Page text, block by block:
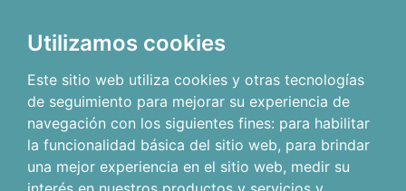
Utilizamos cookies
Este sitio web utiliza cookies y otras tecnologías
de seguimiento para mejorar su experiencia de
navegación con los siguientes fines: para habilitar
la funcionalidad básica del sitio web, para brindar
una mejor experiencia en el sitio web, medir su